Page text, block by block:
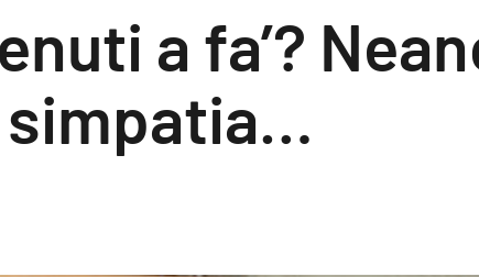
a fa’?
simpatia…